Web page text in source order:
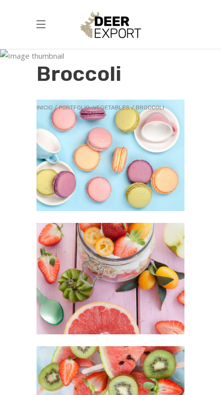
Broccoli
INICIO PORTFOLIO-VEGETABLES BROCCOLI